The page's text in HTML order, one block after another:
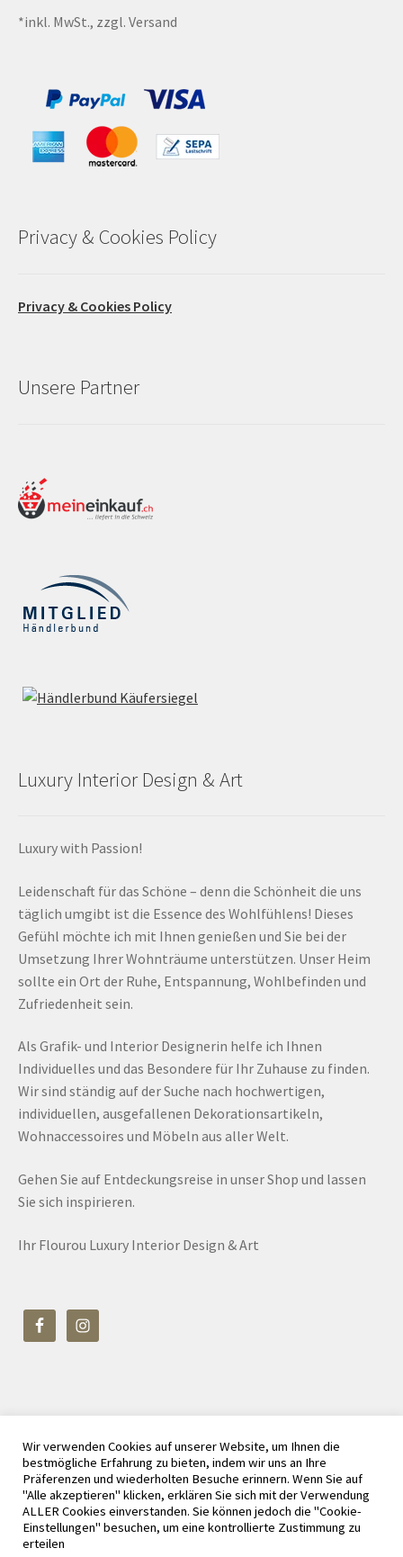
*inkl. MwSt., zzgl. Versand
Privacy & Cookies Policy
Privacy & Cookies Policy
Unsere Partner
Luxury Interior Design & Art
Luxury with Passion!
Leidenschaft für das Schöne – denn die Schönheit die uns
täglich umgibt ist die Essence des Wohlfühlens! Dieses
Gefühl möchte ich mit Ihnen genießen und Sie bei der
Umsetzung Ihrer Wohnträume unterstützen. Unser Heim
sollte ein Ort der Ruhe, Entspannung, Wohlbefinden und
Zufriedenheit sein.
Als Grafik- und Interior Designerin helfe ich Ihnen
Individuelles und das Besondere für Ihr Zuhause zu finden.
Wir sind ständig auf der Suche nach hochwertigen,
individuellen, ausgefallenen Dekorationsartikeln,
Wohnaccessoires und Möbeln aus aller Welt.
Gehen Sie auf Entdeckungsreise in unser Shop und lassen
Sie sich inspirieren.
Ihr Flourou Luxury Interior Design & Art
© Flourou Luxury Interior Design & Art 2026
Datenschutz
Erstellt mit WooCommerce.
Wir verwenden Cookies auf unserer Website, um Ihnen die
bestmögliche Erfahrung zu bieten, indem wir uns an Ihre
Präferenzen und wiederholten Besuche erinnern. Wenn Sie auf
"Alle akzeptieren" klicken, erklären Sie sich mit der Verwendung
ALLER Cookies einverstanden. Sie können jedoch die "Cookie-
Einstellungen" besuchen, um eine kontrollierte Zustimmung zu
erteilen